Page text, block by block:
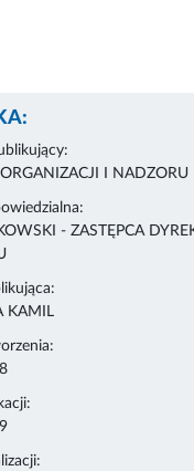
I NADZORU
- ZASTĘPCA
KAMIL